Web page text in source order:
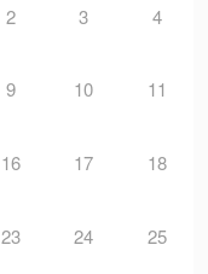
2 3 4
9 10 11
16 17 18
23 24 25